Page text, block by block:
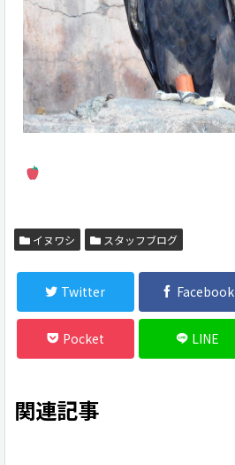
イヌワシ スタッフブログ
Twitter Facebook
Pocket LINE
関連記事